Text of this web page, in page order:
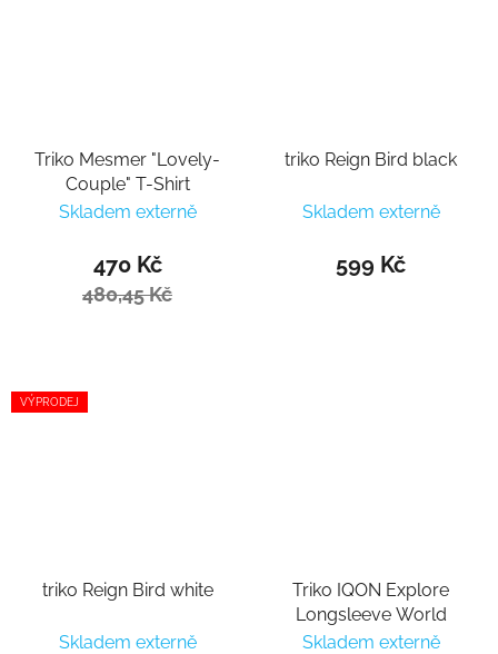
Triko Mesmer "Lovely-
Couple" T-Shirt
Skladem externě
470 Kč
480,45 Kč
triko Reign Bird black
Skladem externě
599 Kč
VÝPRODEJ
triko Reign Bird white
Skladem externě
Triko IQON Explore
Longsleeve World
Skladem externě